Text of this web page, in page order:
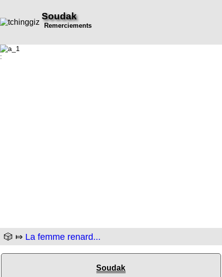
Soudak
Remerciements
:
🎲 ⤇ La femme renard...
Soudak